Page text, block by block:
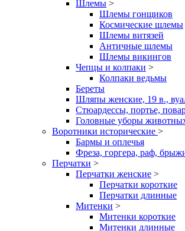
Шлемы >
Шлемы гонщиков
Космические шлемы
Шлемы витязей
Античные шлемы
Шлемы викингов
Чепцы и колпаки >
Колпаки ведьмы
Береты
Шляпы женские, 19 в.,
Стюардессы, портье,
Головные уборы
Воротники исторические >
Бармы и оплечья
Фреза, горгера, раф,
Перчатки >
Перчатки женские >
Перчатки короткие
Перчатки длинные
Митенки >
Митенки короткие
Митенки длинные